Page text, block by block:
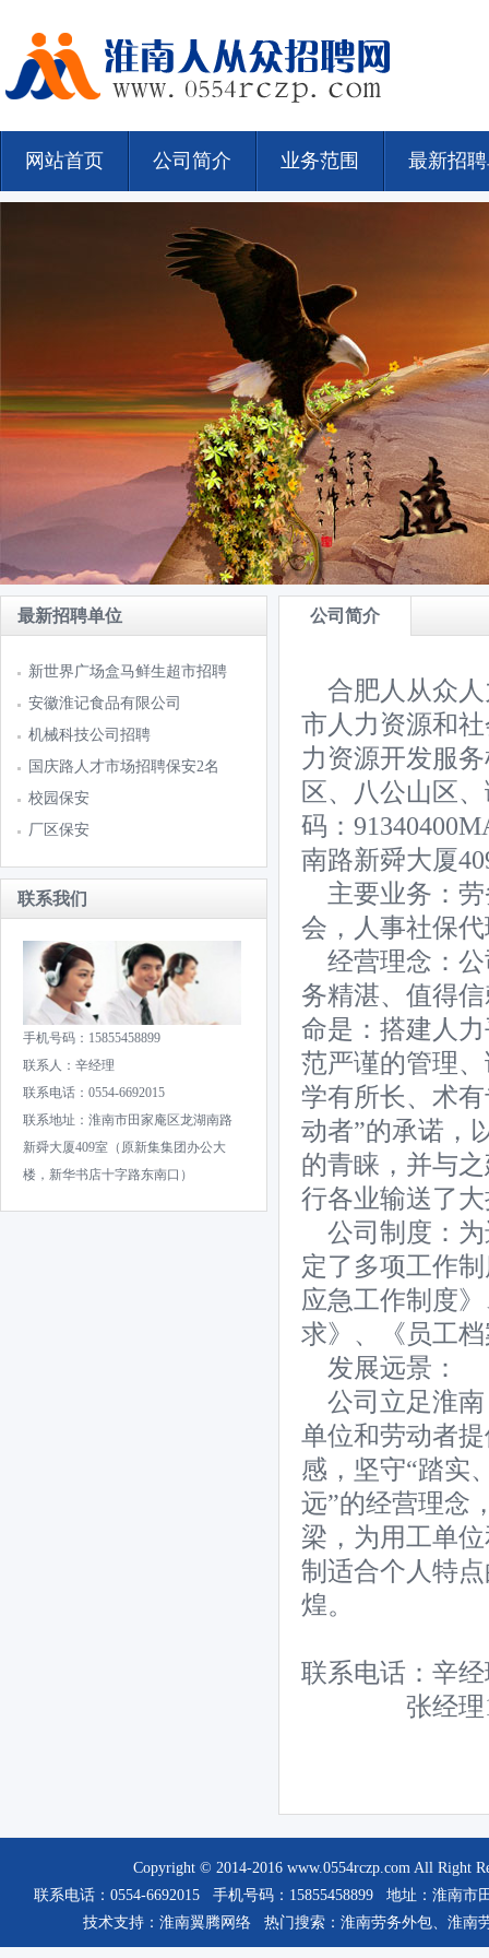
网站首页 公司简介 业务范围 最新招
最新招聘单位
新世界广场盒马鲜生超市招聘
安徽淮记食品有限公司
机械科技公司招聘
国庆路人才市场招聘保安2名
校园保安
厂区保安
联系我们
手机号码：15855458899
联系人：辛经理
联系电话：0554-6692015
联系地址：淮南市田家庵区龙湖南路
新舜大厦409室（原新集集团办公大
楼，新华书店十字路东南口）
公司简介
合肥人从众人
市人力资源和
力资源开发服
区、八公山区
码：
南路新舜大厦
主要业务：劳
会，人事社保
经营理念：公
务精湛、值得
命是：搭建人
范严谨的管理
学有所长、术
动者”的承诺，
的青睐，并与
行各业输送了
公司制度：为
定了多项工作
应急工作制度
求》、《员工
发展远景：
公司立足淮南
单位和劳动者
感，坚守“踏实
远”的经营理念
梁，为用工单
制适合个人特
煌。
联系电话：辛经
张经理
Copyright © 2014-2016 www.0554rczp.com All Right
联系电话：0554-6692015 手机号码：15855458899 地址：淮南
技术支持： 淮南翼腾网络 热门搜索： 淮南劳务外包、 淮南